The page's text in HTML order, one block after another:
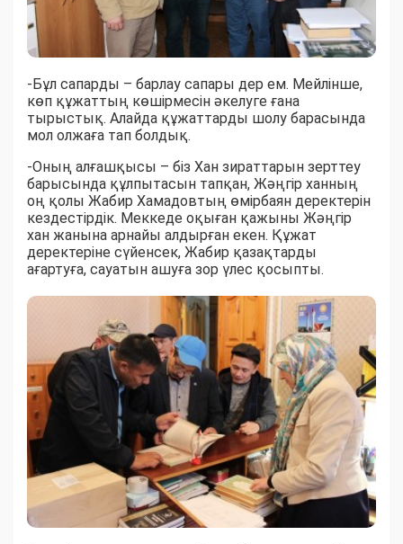
-Бұл сапарды – барлау сапары дер ем. Мейлінше,
көп құжаттың көшірмесін әкелуге ғана
тырыстық. Алайда құжаттарды шолу барасында
мол олжаға тап болдық.
-Оның алғашқысы – біз Хан зираттарын зерттеу
барысында құлпытасын тапқан, Жәңгір ханның
оң қолы Жабир Хамадовтың өмірбаян деректерін
кездестірдік. Меккеде оқыған қажыны Жәңгір
хан жанына арнайы алдырған екен. Құжат
деректеріне сүйенсек, Жабир қазақтарды
ағартуға, сауатын ашуға зор үлес қосыпты.